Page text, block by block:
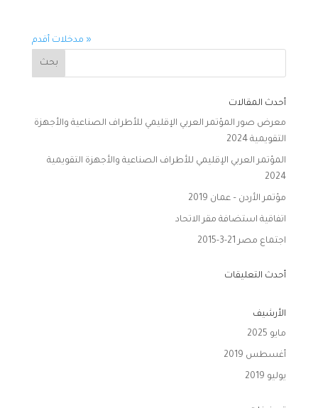
« مدخلات أقدم
أحدث المقالات
معرض صور المؤتمر العربي الإقليمي للأطراف الصناعية والأجهزة
التقويمية 2024
المؤتمر العربي الإقليمي للأطراف الصناعية والأجهزة التقويمية
2024
مؤتمر الأردن – عمان 2019
اتفاقية استضافة مقر الاتحاد
اجتماع مصر 21-3-2015
أحدث التعليقات
الأرشيف
مايو 2025
أغسطس 2019
يوليو 2019